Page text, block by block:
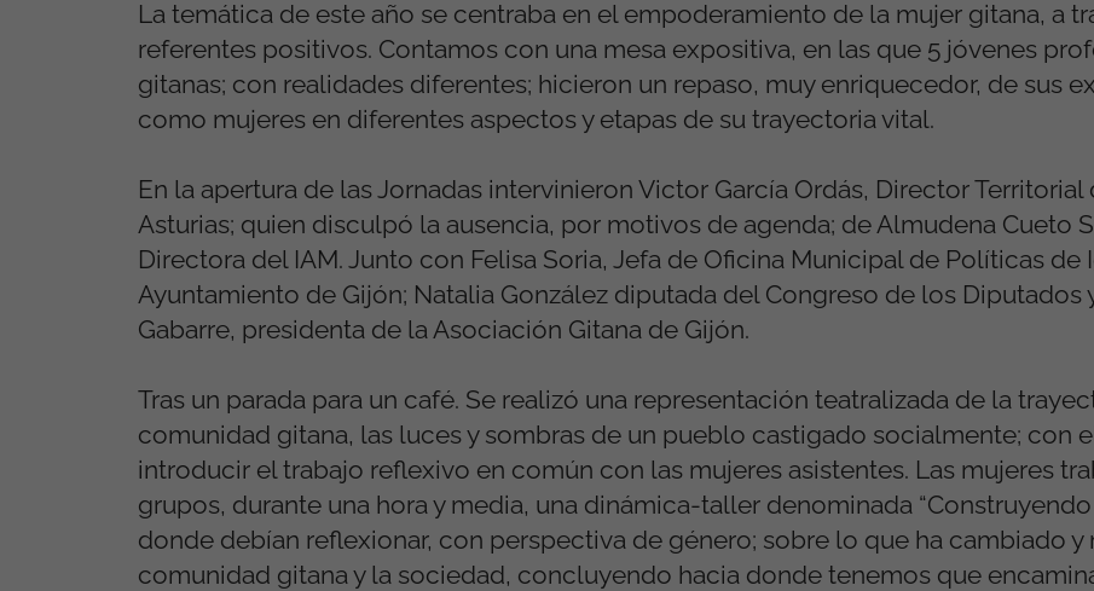
La temática de este año se centraba en el empoderamiento de la mujer gitana, a
referentes positivos. Contamos con una mesa expositiva, en las que 5 jóvenes
gitanas; con realidades diferentes; hicieron un repaso, muy enriquecedor, de sus
como mujeres en diferentes aspectos y etapas de su trayectoria vital.
En la apertura de las Jornadas intervinieron Victor García Ordás, Director Territorial
Asturias; quien disculpó la ausencia, por motivos de agenda; de Almudena Cueto
Directora del IAM. Junto con Felisa Soria, Jefa de Oficina Municipal de Políticas de
Ayuntamiento de Gijón; Natalia González diputada del Congreso de los Diputados
Gabarre, presidenta de la Asociación Gitana de Gijón.
Tras un parada para un café. Se realizó una representación teatralizada de la
comunidad gitana, las luces y sombras de un pueblo castigado socialmente; con
introducir el trabajo reflexivo en común con las mujeres asistentes. Las mujeres
grupos, durante una hora y media, una dinámica-taller denominada “Construyendo
donde debían reflexionar, con perspectiva de género; sobre lo que ha cambiado y
comunidad gitana y la sociedad, concluyendo hacia donde tenemos que